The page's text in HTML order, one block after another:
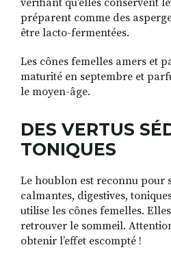
vérifiant qu’elles conservent
préparent comme des
être lacto-fermentées.
Les cônes femelles amers et
maturité en septembre et
le moyen-âge.
DES VERTUS
TONIQUES
Le houblon est reconnu pour
calmantes, digestives,
utilise les cônes femelles.
retrouver le sommeil.
obtenir l’effet escompté !